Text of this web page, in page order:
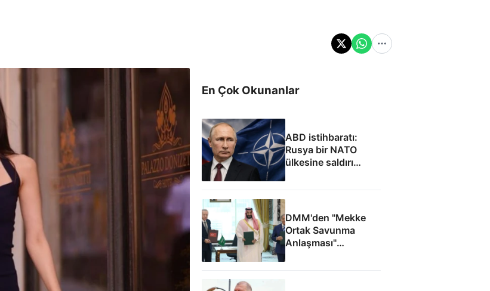
En Çok Okunanlar
ABD istihbaratı:
Rusya bir NATO
ülkesine saldırı
düzenleyebilir
DMM'den "Mekke
Ortak Savunma
Anlaşması"
iddialarına yalanlama